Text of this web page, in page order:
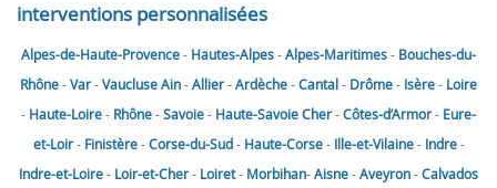
interventions personnalisées
Alpes-de-Haute-Provence- Hautes-Alpes-Alpes-Maritimes- Bouches-du-
Rhône-Var-VaucluseAin-Allier-Ardèche-Cantal- Drôme- Isère- Loire
- Haute-Loire- Rhône-Savoie- Haute-SavoieCher-Côtes-d’Armor- Eure-
et-Loir- Finistère-Corse-du-Sud- Haute-Corse- Ille-et-Vilaine- Indre-
Indre-et-Loire- Loir-et-Cher- Loiret- Morbihan-Aisne-Aveyron-Calvados